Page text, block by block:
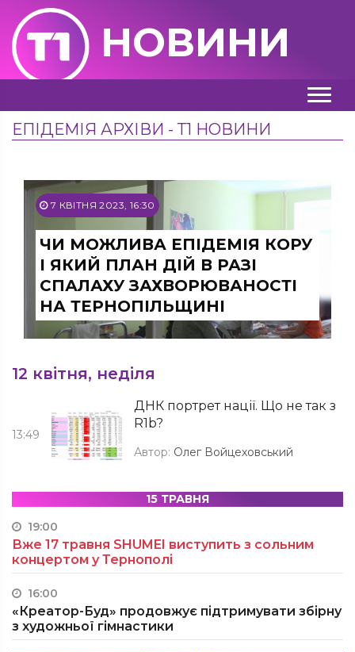
НОВИНИ
ЕПІДЕМІЯ АРХІВИ - Т1 НОВИНИ
7 КВІТНЯ 2023, 16:30
ЧИ МОЖЛИВА ЕПІДЕМІЯ КОРУ
І ЯКИЙ ПЛАН ДІЙ В РАЗІ
СПАЛАХУ ЗАХВОРЮВАНОСТІ
НА ТЕРНОПІЛЬЩИНІ
12 квітня, неділя
13:49
ДНК портрет нації. Що не так з
R1b?
Автор: Олег Войцеховський
15 ТРАВНЯ
19:00
Вже 17 травня SHUMEI виступить з сольним
концертом у Тернополі
16:00
«Креатор-Буд» продовжує підтримувати збірну
з художньої гімнастики